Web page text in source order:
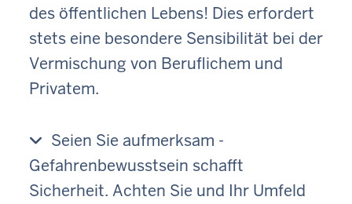
des öffentlichen Lebens! Dies erfordert
stets eine besondere Sensibilität bei der
Vermischung von Beruflichem und
Privatem.
Seien Sie aufmerksam -
Gefahrenbewusstsein schafft
Sicherheit. Achten Sie und Ihr Umfeld